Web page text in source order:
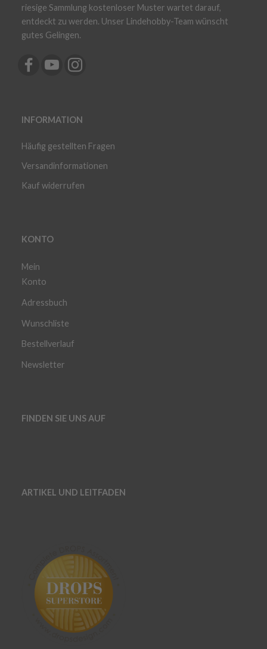
riesige Sammlung kostenloser Muster wartet darauf,
entdeckt zu werden. Unser Lindehobby-Team wünscht
gutes Gelingen.
INFORMATION
Häufig gestellten Fragen
Versandinformationen
Kauf widerrufen
KONTO
Mein
Konto
Adressbuch
Wunschliste
Bestellverlauf
Newsletter
FINDEN SIE UNS AUF
ARTIKEL UND LEITFADEN